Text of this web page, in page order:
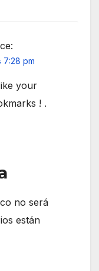
7:28 pm
your
! .
no será
están